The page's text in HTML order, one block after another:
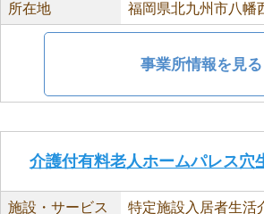
所在地 福岡県北九州市八幡
事業所情報を見る
介護付有料老人ホームパレス穴
施設・サービス 特定施設入居者生活